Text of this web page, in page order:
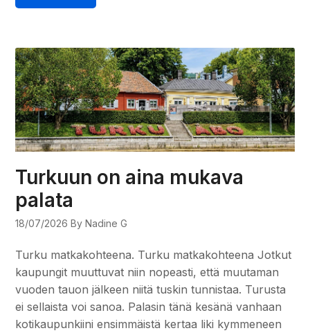
Turkuun on aina mukava
palata
18/07/2026 By Nadine G
Turku matkakohteena. Turku matkakohteena Jotkut
kaupungit muuttuvat niin nopeasti, että muutaman
vuoden tauon jälkeen niitä tuskin tunnistaa. Turusta
ei sellaista voi sanoa. Palasin tänä kesänä vanhaan
kotikaupunkiini ensimmäistä kertaa liki kymmeneen